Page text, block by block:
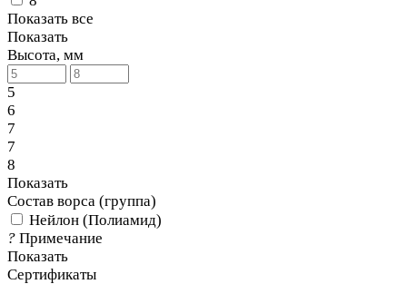
Показать все
Показать
Высота, мм
5
6
7
7
8
Показать
Состав ворса (группа)
Нейлон (Полиамид)
? Примечание
Показать
Сертификаты